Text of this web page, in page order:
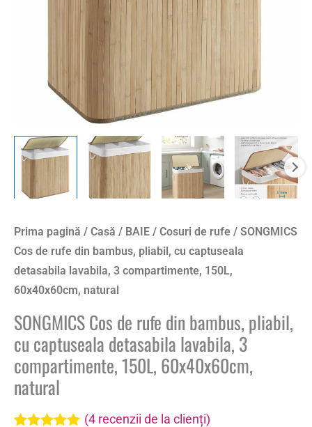
Prima pagină / Casă / BAIE / Cosuri de rufe / SONGMICS
Cos de rufe din bambus, pliabil, cu captuseala
detasabila lavabila, 3 compartimente, 150L,
60x40x60cm, natural
SONGMICS Cos de rufe din bambus, pliabil,
cu captuseala detasabila lavabila, 3
compartimente, 150L, 60x40x60cm,
natural
(4 recenzii de la clienți)
compartimente,
60x40x60cm,
natural